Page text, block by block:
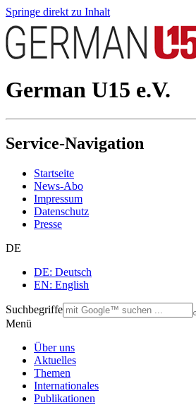
Springe direkt zu Inhalt
German U15 e.V.
Service-Navigation
Startseite
News-Abo
Impressum
Datenschutz
Presse
DE
DE: Deutsch
EN: English
Suchbegriffe
Menü
Über uns
Aktuelles
Themen
Internationales
Publikationen